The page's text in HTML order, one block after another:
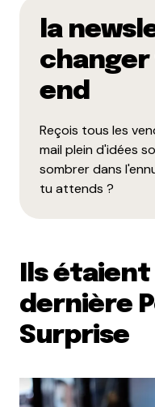
Répondre
Nan c’est MOI la
28 octobre 2010 à 18 h
Répondre
[…] suis pas la seule à
qui cuisine trop
Déjeuner un midi à
Quileutcuit – Recettes de
28 octobre 2010 à 17 h 59
Non c’est MOI la
veux y manger aussi
28 octobre 2010 à 19 h 05
Répondre
la
changer
end
Reçois tous les
mail plein d'idées
sombrer dans
tu attends ?
Ils
dernière
Surprise